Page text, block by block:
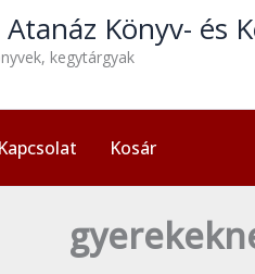
Atanáz Könyv- és
kegytárgyak
Kapcsolat Kosár